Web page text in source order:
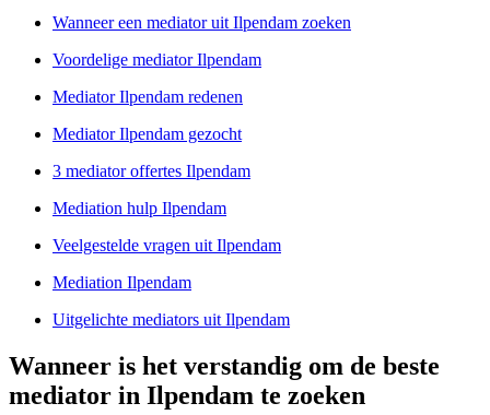
Wanneer een mediator uit Ilpendam zoeken
Voordelige mediator Ilpendam
Mediator Ilpendam redenen
Mediator Ilpendam gezocht
3 mediator offertes Ilpendam
Mediation hulp Ilpendam
Veelgestelde vragen uit Ilpendam
Mediation Ilpendam
Uitgelichte mediators uit Ilpendam
Wanneer is het verstandig om de beste
mediator in Ilpendam te zoeken